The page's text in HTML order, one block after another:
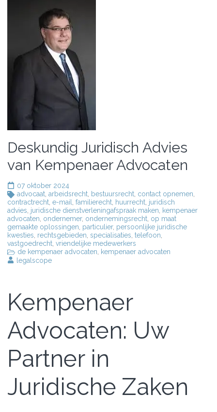
Deskundig Juridisch Advies
van Kempenaer Advocaten
07 oktober 2024
advocaat arbeidsrecht bestuursrecht contact opnemen
contractrecht e-mail familierecht huurrecht juridisch
advies juridische dienstverleningafspraak maken
kempenaer
advocaten ondernemer, ondernemingsrecht op maat
gemaakte oplossingen particulier, persoonlijke juridische
kwesties rechtsgebieden specialisaties telefoon
vastgoedrecht vriendelijke medewerkers
de kempenaer advocaten
kempenaer advocaten
legalscope
Kempenaer
Advocaten: Uw
Partner in
Juridische Zaken